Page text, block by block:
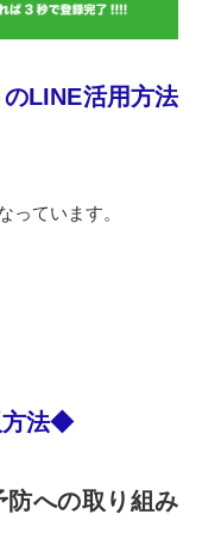
LINE活用方法
っています。
方法◆
防への取り組み